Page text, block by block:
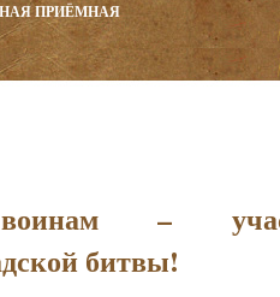
ПРИЁМНАЯ
–
битвы!